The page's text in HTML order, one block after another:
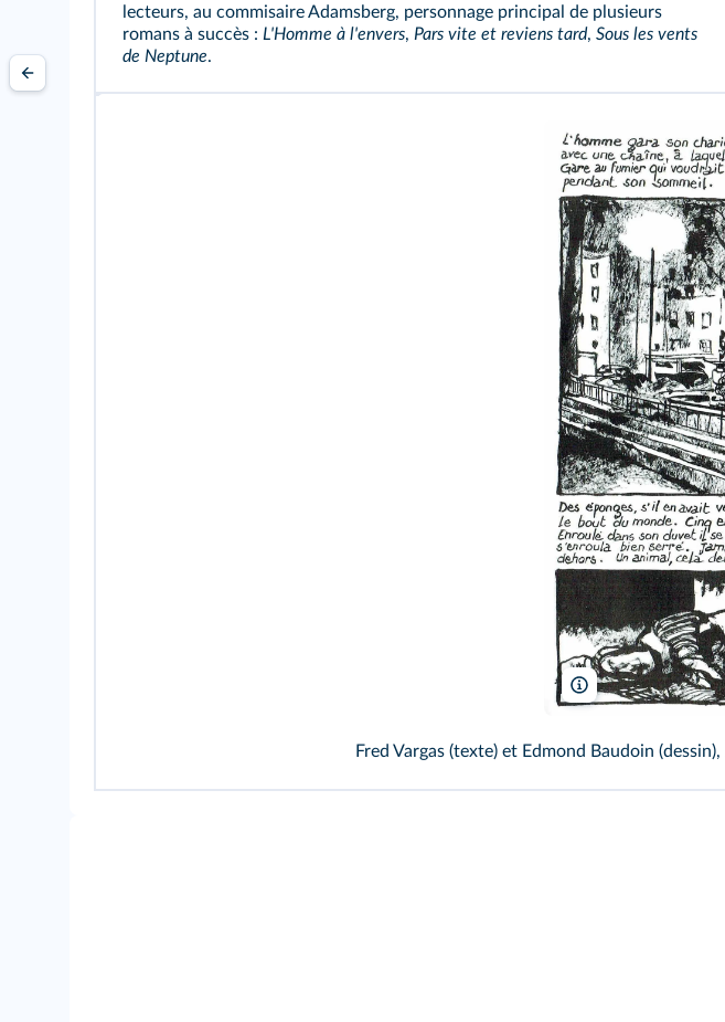
lecteurs, au commisaire Adamsberg, personnage principal de plusieurs
romans à succès : L'Homme à l'envers, Pars vite et reviens tard, Sous les vents
de Neptune.
E. Baudouin/Librio
Fred Vargas (texte) et Edmond Baudoin (dessin),